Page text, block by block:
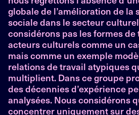
globale de l’amélioration de la
sociale dans le secteur
considérons pas les formes de
acteurs culturels comme un
mais comme un exemple
relations de travail atypiques
multiplient. Dans ce groupe
des décennies d’expérience
analysées. Nous considérons
concentrer uniquement sur